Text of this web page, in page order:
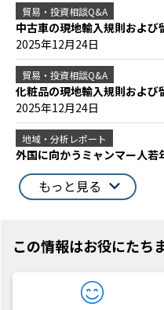
貿易・投資相談Q&A
中古車の現地輸入規則およ
2025年12月24日
貿易・投資相談Q&A
化粧品の現地輸入規則およ
2025年12月24日
地域・分析レポート
外国に向かうミャンマー人若
もっと見る
この情報はお役にたち